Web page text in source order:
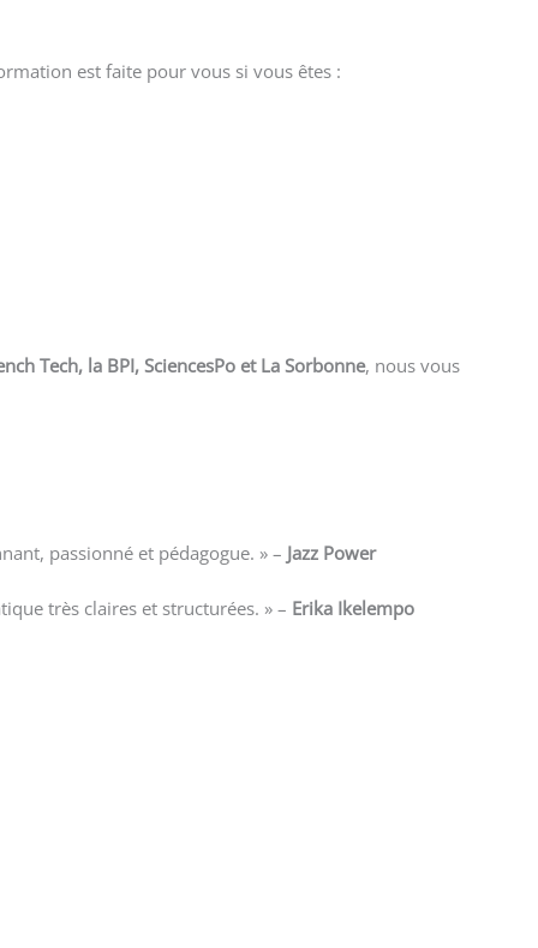
est faite pour vous si vous êtes :
Tech, la BPI, SciencesPo et La Sorbonne, nous vous
passionné et pédagogue. » – Jazz Power
très claires et structurées. » – Erika Ikelempo